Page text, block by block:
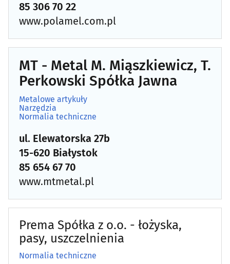
Elektronarzędzia(32)
Elektrotechniczne artykuły (11)
Elektryczne artykuły i sprzęt(17)
Fotograficzne artykuły(11)
Handel zagraniczny (7)
Handlowe firmy, organizacje
Hurtownie wielobranżowe
Kasy fiskalne(12)
85 306 70 22
www.polamel.com.pl
MT - Metal M. Miąszkiewicz, T.
Perkowski Spółka Jawna
Metalowe artykuły
Narzędzia
Normalia techniczne
ul. Elewatorska 27b
15-620 Białystok
85 654 67 70
www.mtmetal.pl
Prema Spółka z o.o. - łożyska,
pasy, uszczelnienia
Normalia techniczne